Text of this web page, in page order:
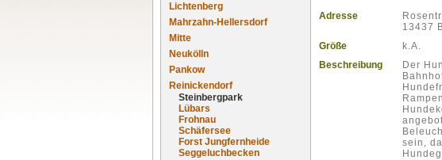
Lichtenberg
Mahrzahn-Hellersdorf
Mitte
Neukölln
Pankow
Reinickendorf
Steinbergpark
Lübars
Frohnau
Schäfersee
Forst Jungfernheide
Seggeluchbecken
Adresse
13437
Größe
k.A.
Beschreibung
Der
sein,